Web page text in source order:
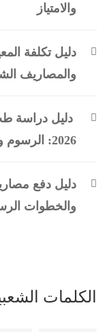
والامتياز
والمصاريف
دليل دراسة
2026: الرسوم والقبول
دليل دفع
والخطوات
الكلمات